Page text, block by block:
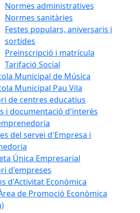
Normes administratives
Normes sanitàries
Festes populars, aniversaris i
sortides
Preinscripció i matrícula
Tarifació Social
Municipal de Música
Municipal Pau Vila
de centres educatius
i documentació d'interès
del servei d'Empresa i
Única Empresarial
d'empreses
d'Activitat Econòmica
de Promoció Econòmica